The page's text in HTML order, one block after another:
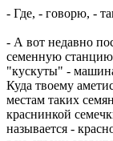
- Где, - говорю, -
- А вот недавно
семенную станцию
"кускуты" - машина
Куда твоему
местам таких
краснинкой
называется -